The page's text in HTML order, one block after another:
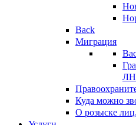
Back
Миграция
Куда можно
О розыске